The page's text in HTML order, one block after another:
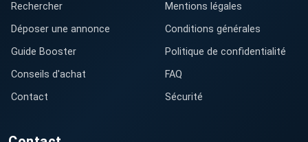
Rechercher
Déposer une annonce
Guide Booster
Conseils d'achat
Contact
Mentions légales
Conditions générales
Politique de confidentialité
FAQ
Sécurité